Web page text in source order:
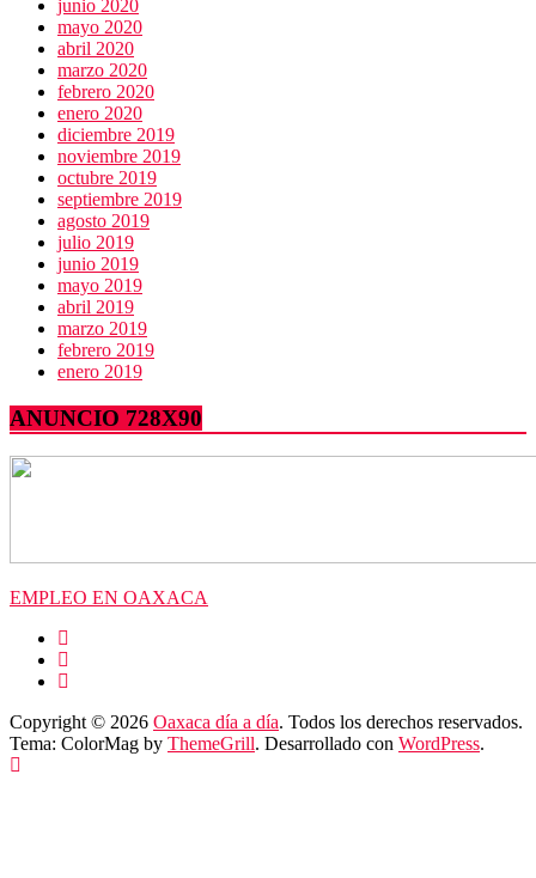
junio 2020
mayo 2020
abril 2020
marzo 2020
febrero 2020
enero 2020
diciembre 2019
noviembre 2019
octubre 2019
septiembre 2019
agosto 2019
julio 2019
junio 2019
mayo 2019
abril 2019
marzo 2019
febrero 2019
enero 2019
ANUNCIO 728X90
EMPLEO EN OAXACA
Copyright © 2026 Oaxaca día a día. Todos los derechos reservados.
Tema: ColorMag by ThemeGrill. Desarrollado con WordPress.